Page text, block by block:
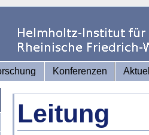
Konferenzen
Leitung